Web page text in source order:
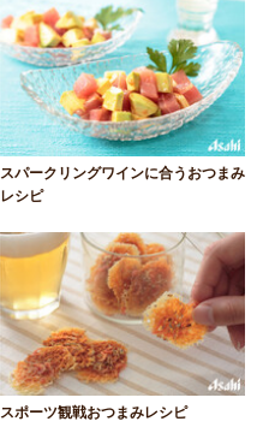
スパークリングワインに合うおつまみ
レシピ
スポーツ観戦おつまみレシピ